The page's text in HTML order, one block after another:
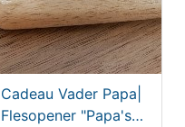
Cadeau Vader Papa|
Flesopener "Papa's